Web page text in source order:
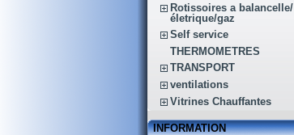
Rotissoires a balancelle/
életrique/gaz
Self service
THERMOMETRES
TRANSPORT
ventilations
Vitrines Chauffantes
INFORMATION